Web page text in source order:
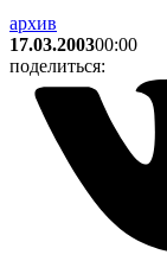
архив
17.03.200300:00
поделиться: